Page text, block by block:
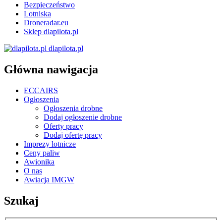
Bezpieczeństwo
Lotniska
Droneradar.eu
Sklep dlapilota.pl
dlapilota.pl
Główna nawigacja
ECCAIRS
Ogłoszenia
Ogłoszenia drobne
Dodaj ogłoszenie drobne
Oferty pracy
Dodaj ofertę pracy
Imprezy lotnicze
Ceny paliw
Awionika
O nas
Awiacja IMGW
Szukaj